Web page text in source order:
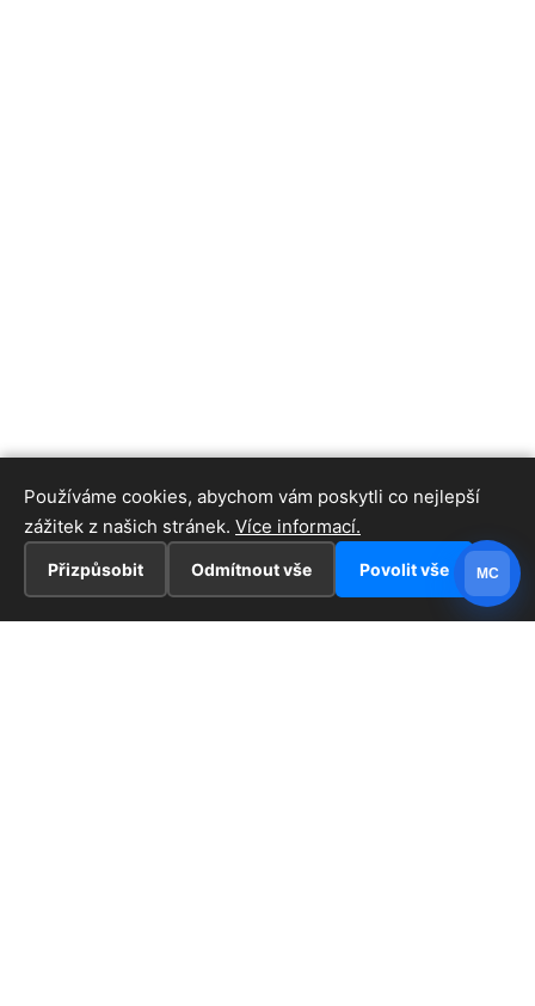
Používáme cookies, abychom vám poskytli co nejlepší
zážitek z našich stránek. Více informací.
Přizpůsobit Odmítnout vše Povolit vše MC